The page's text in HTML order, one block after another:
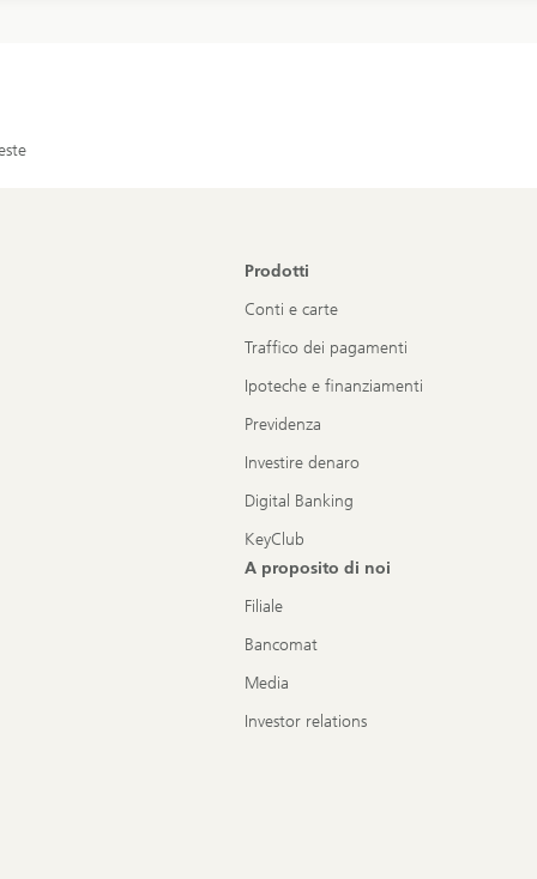
Prodotti
Conti e carte
Traffico dei pagamenti
Ipoteche e finanziamenti
Previdenza
Investire denaro
Digital Banking
KeyClub
A proposito di noi
Filiale
Bancomat
Media
Investor relations